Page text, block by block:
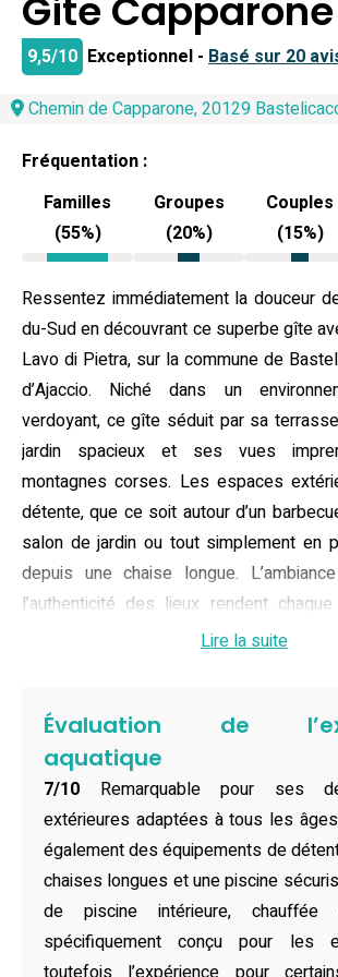
Gite Capparone
9,5/10 Exceptionnel - Basé sur 20
Chemin de Capparone, 20129
Fréquentation :
Familles
(55%)
Groupes
(20%)
Couples
(15%)
Ressentez immédiatement la douceur
du-Sud en découvrant ce superbe gîte
Lavo di Pietra, sur la commune de
d’Ajaccio. Niché dans un
verdoyant, ce gîte séduit par sa
jardin spacieux et ses vues
montagnes corses. Les espaces
détente, que ce soit autour d’un
salon de jardin ou tout simplement en
depuis une chaise longue.
l’authenticité des lieux rendent
pour des vacances inoubliables en famille
accueille jusqu’à six personnes
chambres confortables, toutes
de climatisation et de rangements
trouverez également une cuisine
(réfrigérateur, lave-vaisselle, four, micro-
café Barista, etc.), une salle de bain
à l’italienne, un deuxième WC
buanderie avec lave-linge et sèche-
maison, les serviettes et tous les
Lire la suite
Évaluation de
aquatique
7/10
Remarquable pour ses
extérieures adaptées à tous les
également des équipements de
chaises longues et une piscine
de piscine intérieure, chauffée
spécifiquement conçu pour les